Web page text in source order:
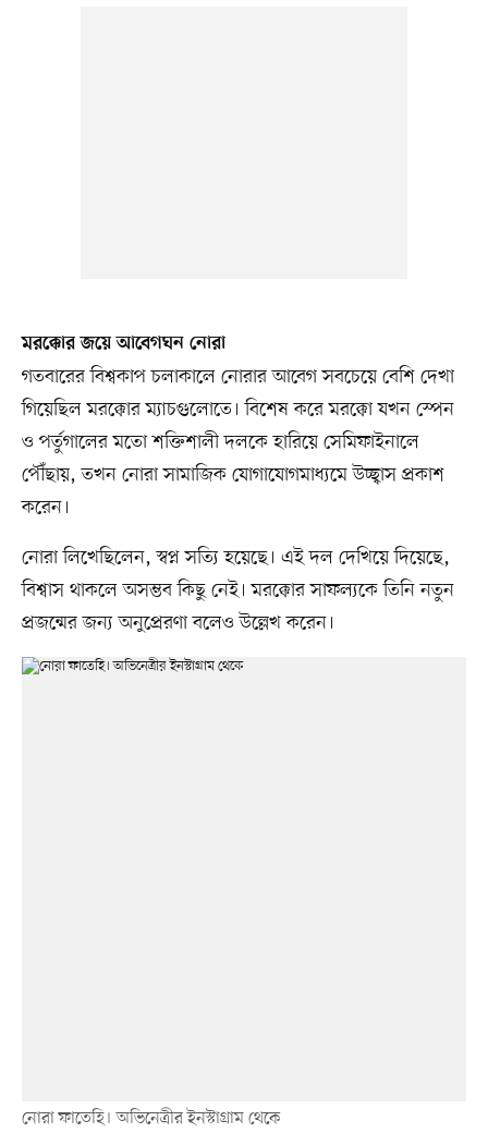
মরক্কোর জয়ে আবেগঘন নোরা
গতবারের বিশ্বকাপ চলাকালে নোরার আবেগ সবচেয়ে বেশি দেখা
গিয়েছিল মরক্কোর ম্যাচগুলোতে। বিশেষ করে মরক্কো যখন স্পেন
ও পর্তুগালের মতো শক্তিশালী দলকে হারিয়ে সেমিফাইনালে
পৌঁছায়, তখন নোরা সামাজিক যোগাযোগমাধ্যমে উচ্ছ্বাস প্রকাশ
করেন।
নোরা লিখেছিলেন, স্বপ্ন সত্যি হয়েছে। এই দল দেখিয়ে দিয়েছে,
বিশ্বাস থাকলে অসম্ভব কিছু নেই। মরক্কোর সাফল্যকে তিনি নতুন
প্রজন্মের জন্য অনুপ্রেরণা বলেও উল্লেখ করেন।
নোরা ফাতেহি। অভিনেত্রীর ইনস্টাগ্রাম থেকে